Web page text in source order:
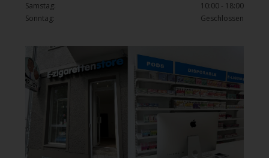
Samstag:
10:00 - 18:00
Sonntag:
Geschlossen